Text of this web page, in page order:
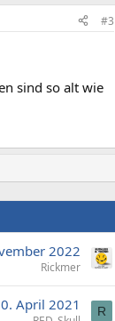
#3
sind so alt wie
2022
Rickmer
April 2021 R